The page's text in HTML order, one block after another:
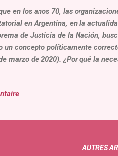
en los anos 70, las
en Argentina, en la
de Justicia de la Nación,
un concepto políticamente
marzo de 2020). ¿Por qué la
del Poder Judicial y su
olvido ejemplificar una
AUTRES